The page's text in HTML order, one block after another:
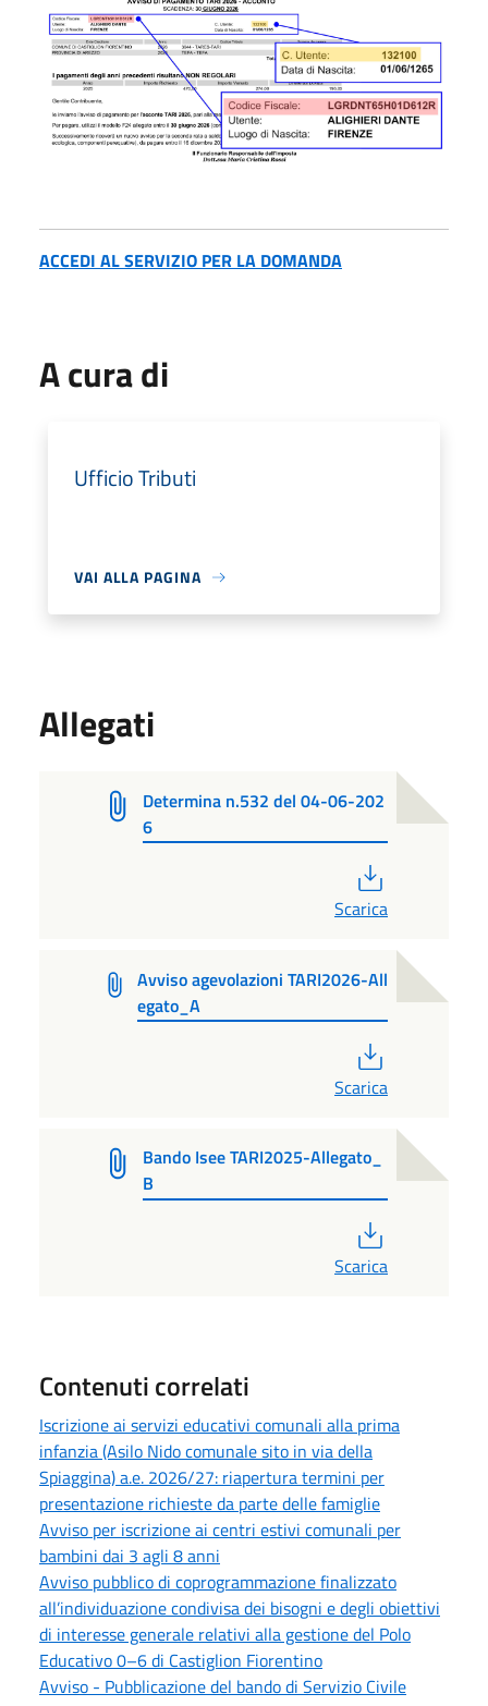
ACCEDI AL SERVIZIO PER LA DOMANDA
A cura di
Ufficio Tributi
VAI ALLA PAGINA
Allegati
Determina n.532 del 04-06-202
6
Scarica
Avviso agevolazioni TARI2026-All
egato_A
Scarica
Bando Isee TARI2025-Allegato_
B
Scarica
Contenuti correlati
Iscrizione ai servizi educativi comunali alla prima
infanzia (Asilo Nido comunale sito in via della
Spiaggina) a.e. 2026/27: riapertura termini per
presentazione richieste da parte delle famiglie
Avviso per iscrizione ai centri estivi comunali per
bambini dai 3 agli 8 anni
Avviso pubblico di coprogrammazione finalizzato
all’individuazione condivisa dei bisogni e degli obiettivi
di interesse generale relativi alla gestione del Polo
Educativo 0–6 di Castiglion Fiorentino
Avviso - Pubblicazione del bando di Servizio Civile